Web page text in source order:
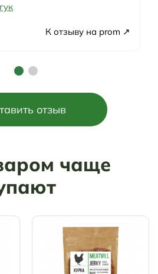
и срока годности.
тоньше, но опять же по
Как вывод, отличный
продукцией и ценами.
Швидко відправили
К отзыву на prom
отзыв
чаще